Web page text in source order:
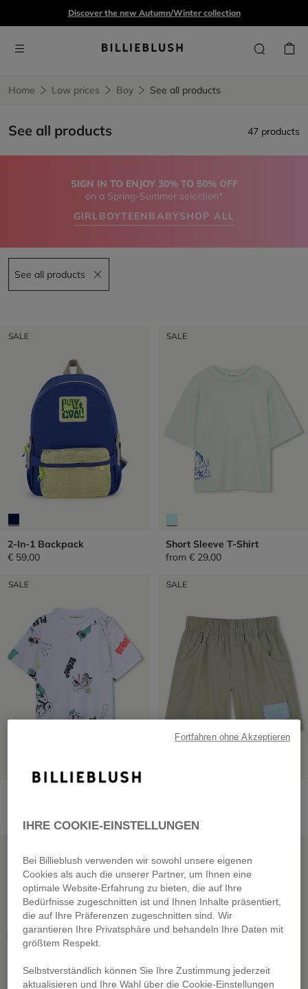
Discover the new Autumn/Winter collection
Home Low prices Boy See all products
See all products 47 products
SIGN IN TO ENJOY 30% TO 50% OFF
on a Spring-Summer selection*
GIRLBOYTEENBABYSHOP ALL
See all products
Remove filter See all products
SALE
2-In-1 Backpack
€ 59,00
SALE
Short Sleeve T-Shirt
from € 29,00
SALE SALE
IHRE COOKIE-EINSTELLUNGEN
Bei Billieblush verwenden wir sowohl unsere eigenen
Cookies als auch die unserer Partner, um Ihnen eine
optimale Website-Erfahrung zu bieten, die auf Ihre
Bedürfnisse zugeschnitten ist und Ihnen Inhalte präsentiert,
die auf Ihre Präferenzen zugeschnitten sind. Wir
garantieren Ihre Privatsphäre und behandeln Ihre Daten mit
größtem Respekt.
Selbstverständlich können Sie Ihre Zustimmung jederzeit
aktualisieren und Ihre Wahl über die Cookie-Einstellungen
Fortfahren ohne Akzeptieren